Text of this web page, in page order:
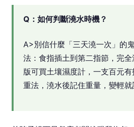
Q：如何判斷澆水時機？
A>別信什麼「三天澆一次」的
法：食指插土到第二指節，完
版可買土壤濕度計，一支百元
重法，澆水後記住重量，變輕就